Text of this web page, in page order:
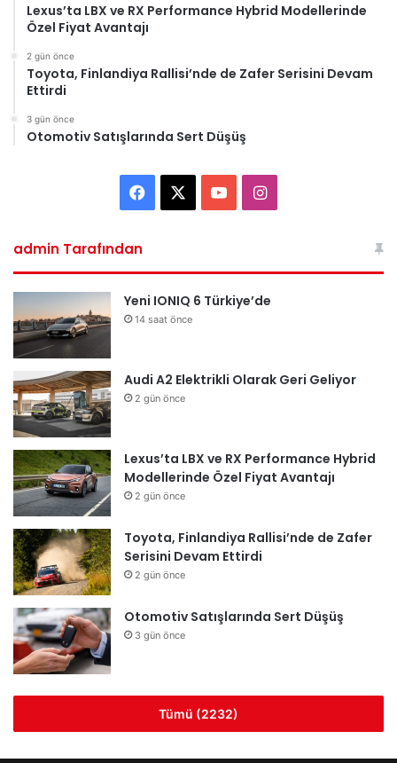
Lexus’ta LBX ve RX Performance Hybrid Modellerinde
Özel Fiyat Avantajı
2 gün önce
Toyota, Finlandiya Rallisi’nde de Zafer Serisini Devam
Ettirdi
3 gün önce
Otomotiv Satışlarında Sert Düşüş
Facebook YouTubeInstagram
admin Tarafından
Yeni IONIQ 6 Türkiye’de
14 saat önce
Audi A2 Elektrikli Olarak Geri Geliyor
2 gün önce
Lexus’ta LBX ve RX Performance Hybrid
Modellerinde Özel Fiyat Avantajı
2 gün önce
Toyota, Finlandiya Rallisi’nde de Zafer
Serisini Devam Ettirdi
2 gün önce
Otomotiv Satışlarında Sert Düşüş
3 gün önce
Tümü (2232)